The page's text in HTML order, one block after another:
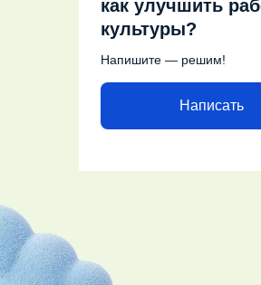
как улучшить
культуры?
Напишите — решим!
Написать